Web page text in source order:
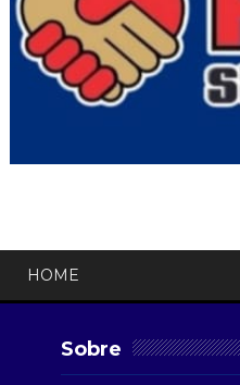
HOME
Sobre